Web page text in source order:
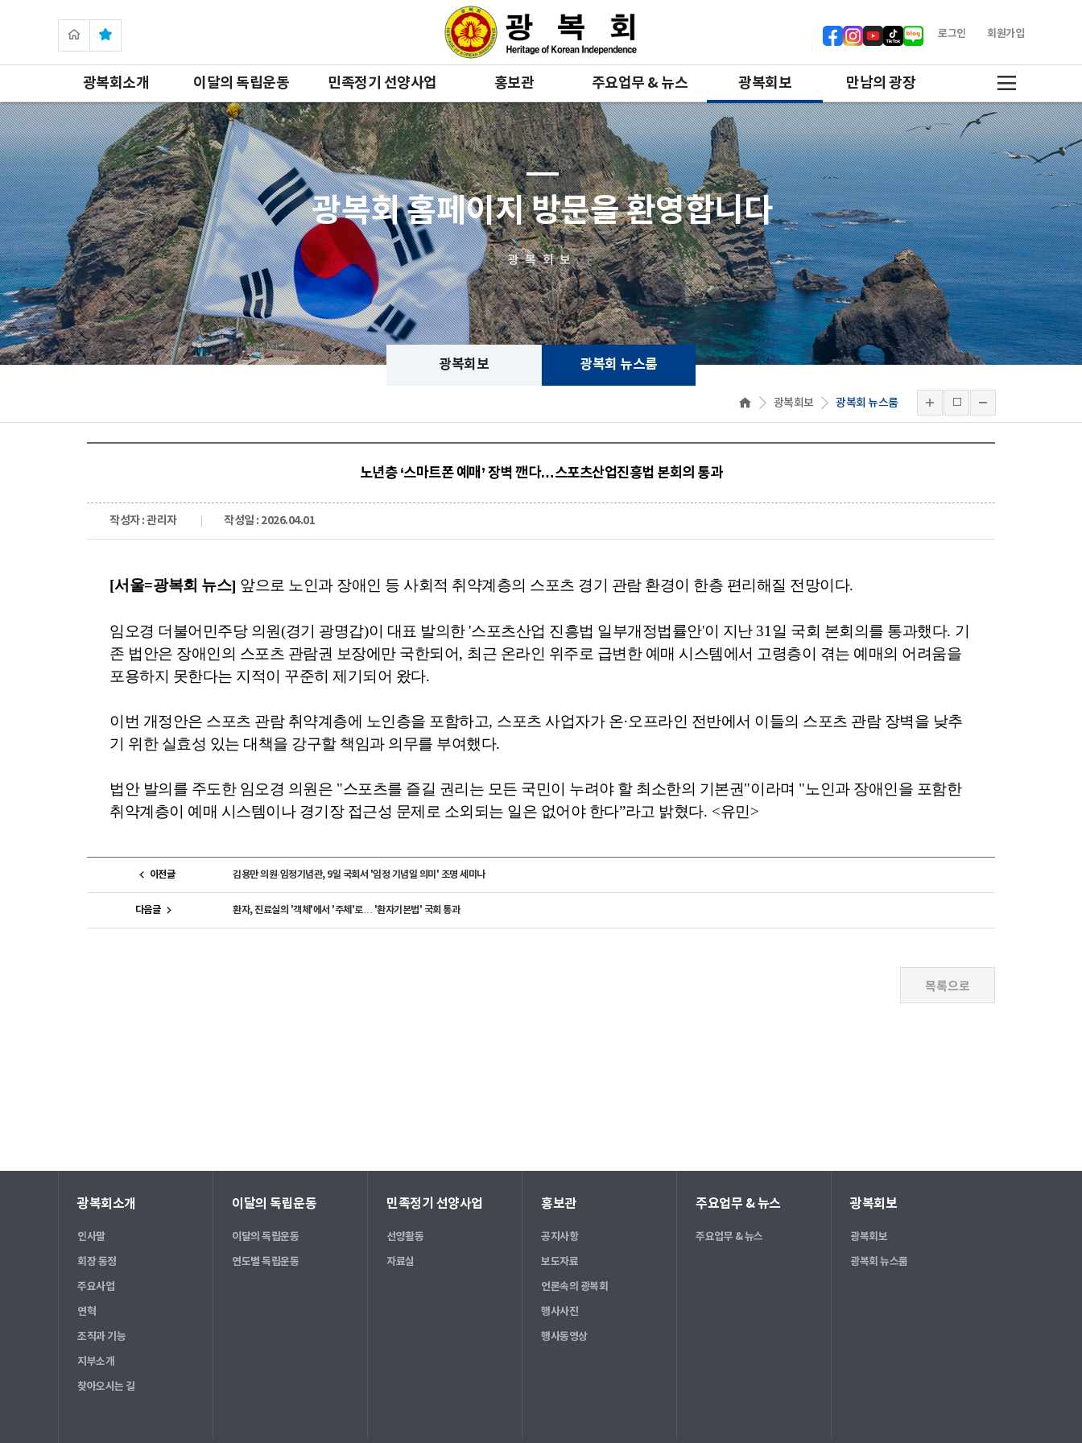
로그인 회원가입
광복회소개 이달의 독립운동 민족정기 선양사업 홍보관 주요업무 & 뉴스 광복회보 만남의 광장
광복회 홈페이지 방문을 환영합니다
광복회보
광복회보 광복회 뉴스룸
광복회보 광복회 뉴스룸
노년층 ‘스마트폰 예매’ 장벽 깬다…스포츠산업진흥법 본회의 통과
작성자 : 관리자 작성일 : 2026.04.01
[서울=광복회 뉴스] 앞으로 노인과 장애인 등 사회적 취약계층의 스포츠 경기 관람 환경이 한층 편리해질 전망이다.
임오경 더불어민주당 의원(경기 광명갑)이 대표 발의한'스포츠산업 진흥법 일부개정법률안'이 지난 31 일 국회 본회의를 통과했다. 기
존 법안은 장애인의 스포츠 관람권 보장에만 국한되어, 최근 온라인 위주로 급변한 예매 시스템에서 고령층이 겪는 예매의 어려움을
포용하지 못한다는 지적이 꾸준히 제기되어 왔다.
이번 개정안은 스포츠 관람 취약계층에 노인층을 포함하고, 스포츠 사업자가 온·오프라인 전반에서 이들의 스포츠 관람 장벽을 낮추
기 위한 실효성 있는 대책을 강구할 책임과 의무를 부여했다.
법안 발의를 주도한 임오경 의원은 "스포츠를 즐길 권리는 모든 국민이 누려야 할 최소한의 기본권"이라며 "노인과 장애인을 포함한
취약계층이 예매 시스템이나 경기장 접근성 문제로 소외되는 일은 없어야 한다”라고 밝혔다. <유민>
이전글 김용만 의원·임정기념관, 9일 국회서 '임정 기념일 의미' 조명 세미나
다음글 환자, 진료실의 '객체'에서 '주체'로… '환자기본법' 국회 통과
광복회소개
인사말
회장 동정
주요사업
연혁
조직과 기능
지부소개
찾아오시는 길
이달의 독립운동
이달의 독립운동
연도별 독립운동
민족정기 선양사업
선양활동
자료실
홍보관
공지사항
보도자료
언론속의 광복회
행사사진
행사동영상
주요업무 & 뉴스
주요업무 & 뉴스
광복회보
광복회보
광복회 뉴스룸